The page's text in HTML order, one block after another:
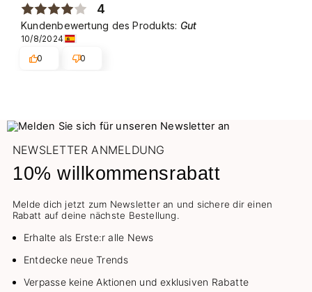
4
Kundenbewertung des Produkts: Gut
10/8/2024
0
0
NEWSLETTER ANMELDUNG
10% willkommensrabatt
Melde dich jetzt zum Newsletter an und sichere dir einen
Rabatt auf deine nächste Bestellung.
Erhalte als Erste:r alle News
Entdecke neue Trends
Verpasse keine Aktionen und exklusiven Rabatte